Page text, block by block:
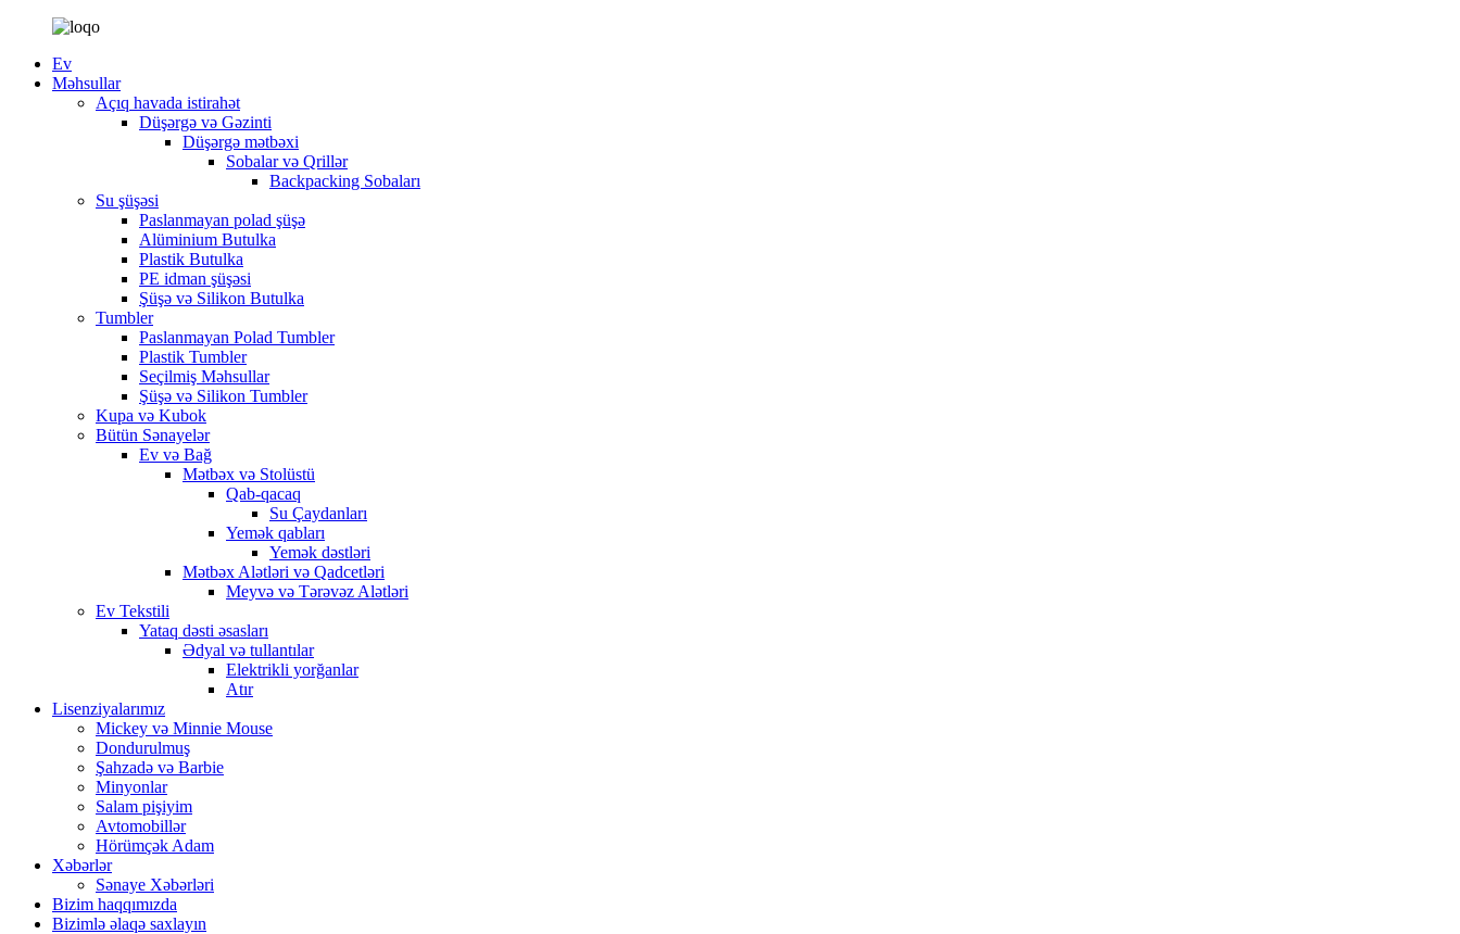
Ev
Məhsullar
Açıq havada istirahət
Düşərgə və Gəzinti
Düşərgə mətbəxi
Sobalar və Qrillər
Backpacking Sobaları
Su şüşəsi
Paslanmayan polad şüşə
Alüminium Butulka
Plastik Butulka
PE idman şüşəsi
Şüşə və Silikon Butulka
Tumbler
Paslanmayan Polad Tumbler
Plastik Tumbler
Seçilmiş Məhsullar
Şüşə və Silikon Tumbler
Kupa və Kubok
Bütün Sənayelər
Ev və Bağ
Mətbəx və Stolüstü
Qab-qacaq
Su Çaydanları
Yemək qabları
Yemək dəstləri
Mətbəx Alətləri və Qadcetləri
Meyvə və Tərəvəz Alətləri
Ev Tekstili
Yataq dəsti əsasları
Ədyal və tullantılar
Elektrikli yorğanlar
Atır
Lisenziyalarımız
Mickey və Minnie Mouse
Dondurulmuş
Şahzadə və Barbie
Minyonlar
Salam pişiyim
Avtomobillər
Hörümçək Adam
Xəbərlər
Sənaye Xəbərləri
Bizim haqqımızda
Bizimlə əlaqə saxlayın